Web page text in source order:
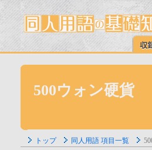
500ウォン硬貨
トップ 同人用語 項目一覧